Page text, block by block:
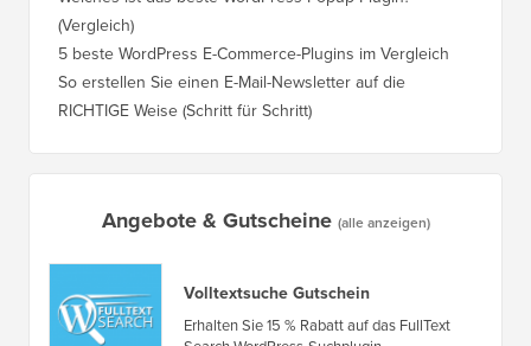
Anfänger
Welches ist das beste WordPress-Popup-Plugin?
(Vergleich)
5 beste WordPress E-Commerce-Plugins im Vergleich
RICHTIGE Weise (Schritt für Schritt)
So